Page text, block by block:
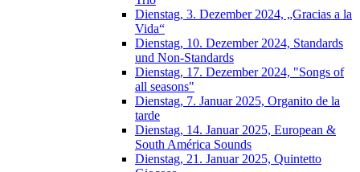
Dienstag, 3. Dezember 2024, „Gracias a la
Vida“
Dienstag, 10. Dezember 2024, Standards
und Non-Standards
Dienstag, 17. Dezember 2024, "Songs of
all seasons"
Dienstag, 7. Januar 2025, Organito de la
tarde
Dienstag, 14. Januar 2025, European &
South América Sounds
Dienstag, 21. Januar 2025, Quintetto